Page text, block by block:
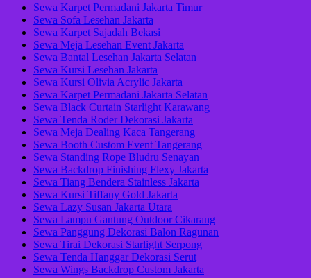
Sewa Karpet Permadani Jakarta Timur
Sewa Sofa Lesehan Jakarta
Sewa Karpet Sajadah Bekasi
Sewa Meja Lesehan Event Jakarta
Sewa Bantal Lesehan Jakarta Selatan
Sewa Kursi Lesehan Jakarta
Sewa Kursi Olivia Acrylic Jakarta
Sewa Karpet Permadani Jakarta Selatan
Sewa Black Curtain Starlight Karawang
Sewa Tenda Roder Dekorasi Jakarta
Sewa Meja Dealing Kaca Tangerang
Sewa Booth Custom Event Tangerang
Sewa Standing Rope Bludru Senayan
Sewa Backdrop Finishing Flexy Jakarta
Sewa Tiang Bendera Stainless Jakarta
Sewa Kursi Tiffany Gold Jakarta
Sewa Lazy Susan Jakarta Utara
Sewa Lampu Gantung Outdoor Cikarang
Sewa Panggung Dekorasi Balon Ragunan
Sewa Tirai Dekorasi Starlight Serpong
Sewa Tenda Hanggar Dekorasi Serut
Sewa Wings Backdrop Custom Jakarta